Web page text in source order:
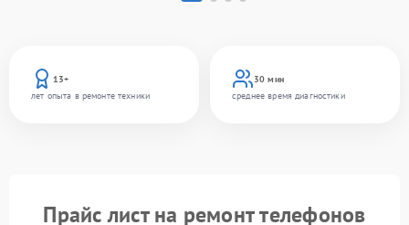
13+
лет опыта в ремонте техники
30 мин
среднее время диагностики
Прайс лист на ремонт телефонов